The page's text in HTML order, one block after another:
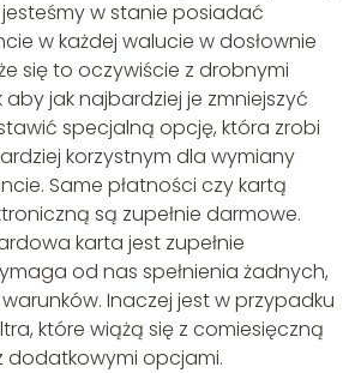
jesteśmy w stanie posiadać
w każdej walucie w dosłownie
się to oczywiście z drobnymi
jak najbardziej je zmniejszyć
specjalną opcję, która zrobi
korzystnym dla wymiany
Same płatności czy kartą
są zupełnie darmowe.
karta jest zupełnie
od nas spełnienia żadnych,
Inaczej jest w przypadku
które wiążą się z comiesięczną
dodatkowymi opcjami.